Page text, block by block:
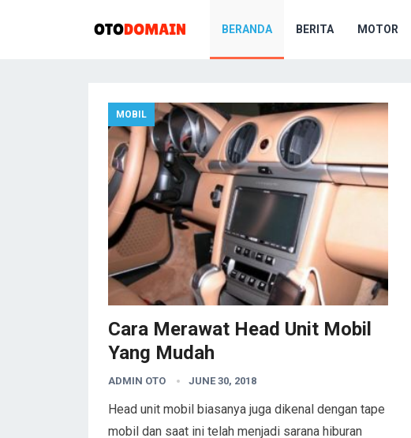
BERANDA BERITA MOTOR
MOBIL
Cara Merawat Head Unit Mobil
Yang Mudah
ADMIN OTO JUNE 30, 2018
Head unit mobil biasanya juga dikenal dengan tape
mobil dan saat ini telah menjadi sarana hiburan